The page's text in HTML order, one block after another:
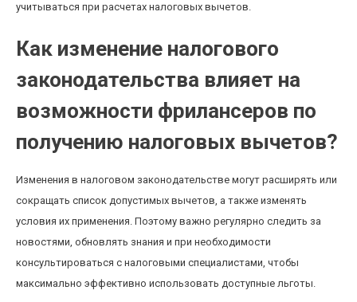
учитываться при расчетах налоговых вычетов.
Как изменение налогового
законодательства влияет на
возможности фрилансеров по
получению налоговых вычетов?
Изменения в налоговом законодательстве могут расширять или
сокращать список допустимых вычетов, а также изменять
условия их применения. Поэтому важно регулярно следить за
новостями, обновлять знания и при необходимости
консультироваться с налоговыми специалистами, чтобы
максимально эффективно использовать доступные льготы.